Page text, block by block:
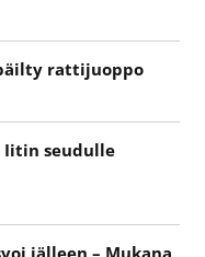
rattijuoppo
Iitin seudulle
jälleen – Mukana